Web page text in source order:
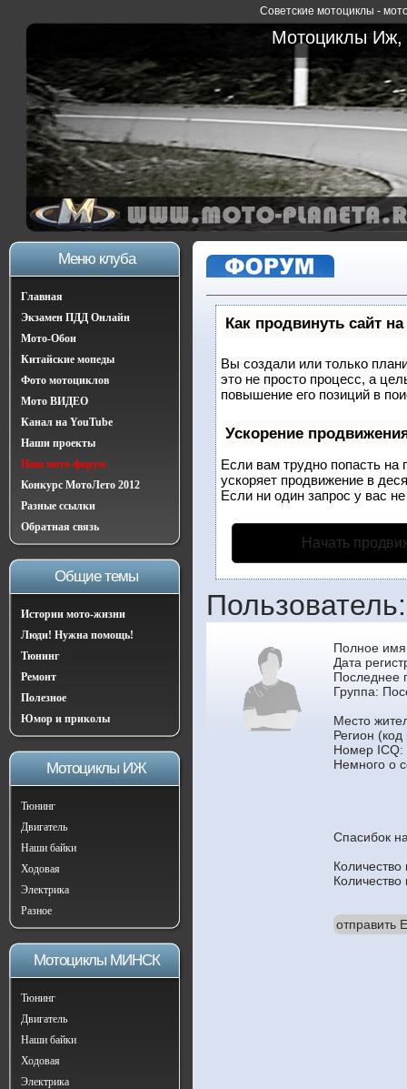
Советские мотоциклы -
Мотоциклы Иж,
Меню клуба
Главная
Экзамен ПДД Онлайн
Мото-Обои
Китайские мопеды
Фото мотоциклов
Мото ВИДЕО
Канал на YouTube
Наши проекты
Наш мото-форум
Конкурс МотоЛето 2012
Разные ссылки
Обратная связь
Общие темы
Истории мото-жизни
Люди! Нужна помощь!
Тюнинг
Ремонт
Полезное
Юмор и приколы
Мотоциклы ИЖ
Тюнинг
Двигатель
Наши байки
Ходовая
Электрика
Разное
Мотоциклы МИНСК
Тюнинг
Двигатель
Наши байки
Ходовая
Электрика
Как продвинуть сайт
Вы создали или только
это не просто процесс, а
повышение его позиций в
Ускорение
Если вам трудно попасть на
ускоряет продвижение в
Если ни один запрос у вас
Начать
Полное
Дата
Последнее
Группа:
Место
Регион
Номер ICQ:
Немного о
Спасибок
отправить